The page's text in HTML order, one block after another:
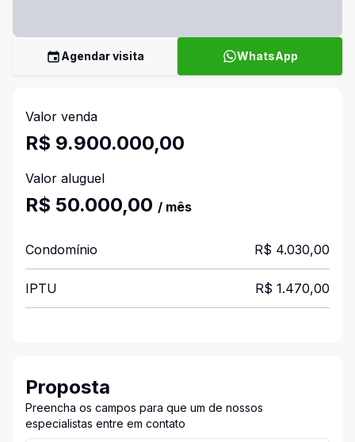
Agendar visita WhatsApp
Valor venda
R$ 9.900.000,00
Valor aluguel
R$ 50.000,00 / mês
Condomínio R$ 4.030,00
IPTU R$ 1.470,00
Proposta
Preencha os campos para que um de nossos
especialistas entre em contato